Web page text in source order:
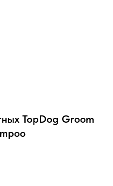
TopDog Groom